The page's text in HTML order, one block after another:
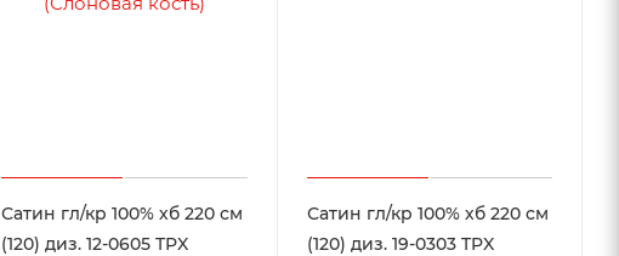
Сатин гл/кр 100% хб 220 см
(120) диз. 12-0605 TPX
Сатин гл/кр 100% хб 220 см
(120) диз. 19-0303 TPX